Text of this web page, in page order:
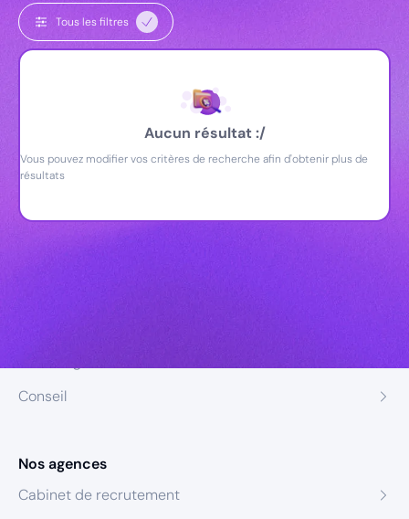
Tous les filtres
Aucun résultat :/
Vous pouvez modifier vos critères de recherche afin d'obtenir plus de
résultats
Conseil
Nos agences
Cabinet de recrutement